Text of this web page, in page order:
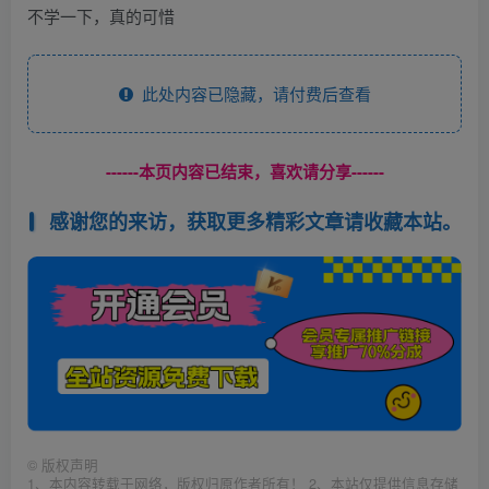
此处内容已隐藏，请付费后查看
------本页内容已结束，喜欢请分享------
感谢您的来访，获取更多精彩文章请收藏本站。
© 版权声明
1、本内容转载于网络，版权归原作者所有！ 2、本站仅提供信息存储